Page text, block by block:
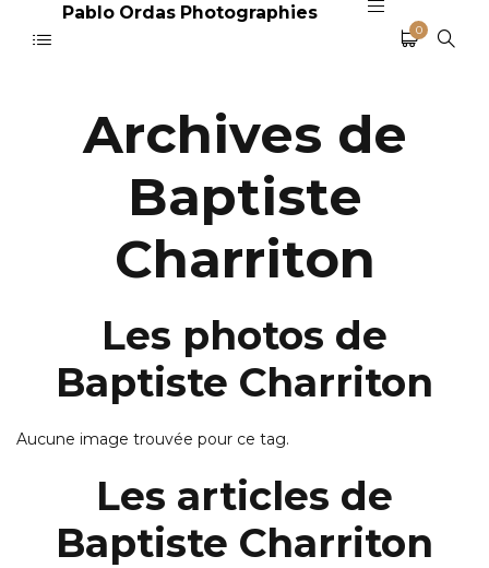
Pablo Ordas Photographies
0
Archives de
Baptiste
Charriton
Les photos de
Baptiste Charriton
Aucune image trouvée pour ce tag.
Les articles de
Baptiste Charriton